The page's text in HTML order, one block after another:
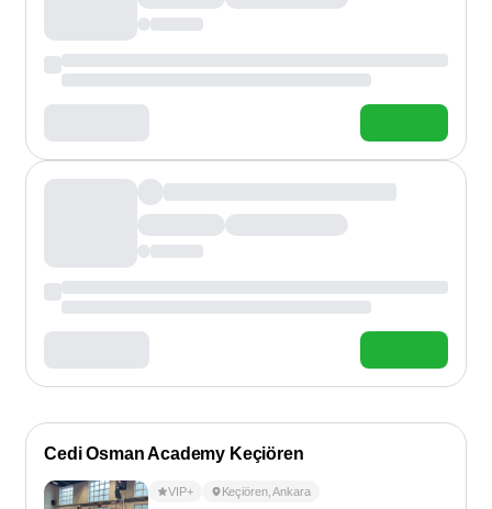
Cedi Osman Academy Keçiören
VIP+ Keçiören,Ankara